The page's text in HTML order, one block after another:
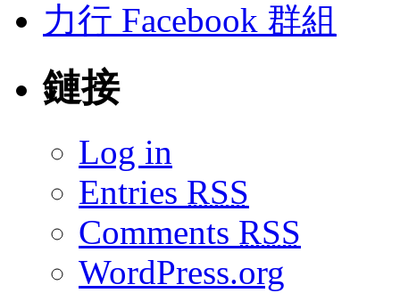
力行 Facebook 群組
鏈接
Log in
Entries RSS
Comments RSS
WordPress.org